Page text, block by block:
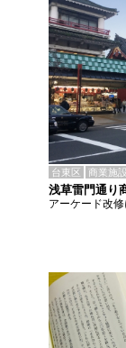
台東区 商業施設
浅草雷門通り
アーケード改